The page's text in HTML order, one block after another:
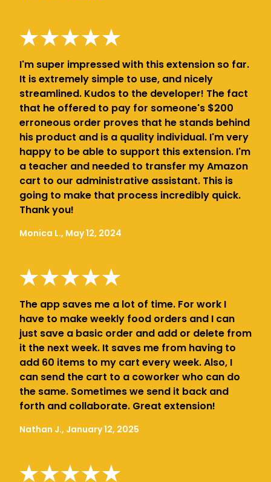
I'm super impressed with this extension so far.
It is extremely simple to use, and nicely
streamlined. Kudos to the developer! The fact
that he offered to pay for someone's $200
erroneous order proves that he stands behind
his product and is a quality individual. I'm very
happy to be able to support this extension. I'm
a teacher and needed to transfer my Amazon
cart to our administrative assistant. This is
going to make that process incredibly quick.
Thank you!
Monica L., May 12, 2024
The app saves me a lot of time. For work I
have to make weekly food orders and I can
just save a basic order and add or delete from
it the next week. It saves me from having to
add 60 items to my cart every week. Also, I
can send the cart to a coworker who can do
the same. Sometimes we send it back and
forth and collaborate. Great extension!
Nathan J., January 12, 2025